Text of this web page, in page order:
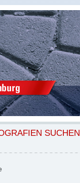
SUCHEN